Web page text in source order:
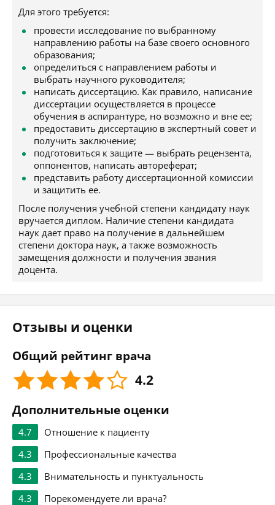
Для этого требуется:
провести исследование по выбранному
направлению работы на базе своего основного
образования;
определиться с направлением работы и
выбрать научного руководителя;
написать диссертацию. Как правило, написание
диссертации осуществляется в процессе
обучения в аспирантуре, но возможно и вне ее;
предоставить диссертацию в экспертный совет и
получить заключение;
подготовиться к защите — выбрать рецензента,
оппонентов, написать автореферат;
представить работу диссертационной комиссии
и защитить ее.
После получения учебной степени кандидату наук
вручается диплом. Наличие степени кандидата
наук дает право на получение в дальнейшем
степени доктора наук, а также возможность
замещения должности и получения звания
доцента.
Отзывы и оценки
Общий рейтинг врача
4.2
Дополнительные оценки
4.7
Отношение к пациенту
4.3
Профессиональные качества
4.3
Внимательность и пунктуальность
4.3
Порекомендуете ли врача?